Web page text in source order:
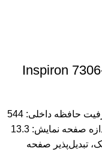
ظرفیت حافظه RAM: شانزده گیگابایت ظرفیت حافظه داخلی: 544
گیگابایت سازنده پردازنده گرافیکی: Intel اندازه صفحه نمایش: 13.3
تبدیل‌پذیر صفحه